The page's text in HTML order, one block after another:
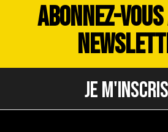
ABONNEZ-
JE M'INSCRIS